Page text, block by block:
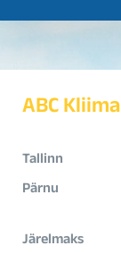
ABC Kliima
Tallinn
Pärnu
Järelmaks